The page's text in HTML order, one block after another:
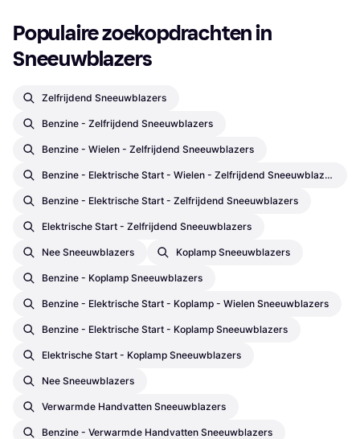
Populaire zoekopdrachten in
Sneeuwblazers
Zelfrijdend Sneeuwblazers
Benzine - Zelfrijdend Sneeuwblazers
Benzine - Wielen - Zelfrijdend Sneeuwblazers
Benzine - Elektrische Start - Wielen - Zelfrijdend Sneeuwblazers
Benzine - Elektrische Start - Zelfrijdend Sneeuwblazers
Elektrische Start - Zelfrijdend Sneeuwblazers
Nee Sneeuwblazers Koplamp Sneeuwblazers
Benzine - Koplamp Sneeuwblazers
Benzine - Elektrische Start - Koplamp - Wielen Sneeuwblazers
Benzine - Elektrische Start - Koplamp Sneeuwblazers
Elektrische Start - Koplamp Sneeuwblazers
Nee Sneeuwblazers
Verwarmde Handvatten Sneeuwblazers
Benzine - Verwarmde Handvatten Sneeuwblazers